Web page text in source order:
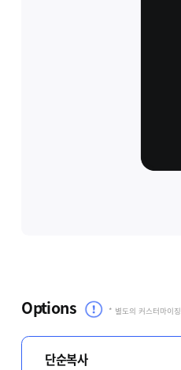
Options * 별도의 커스터마이
단순복사